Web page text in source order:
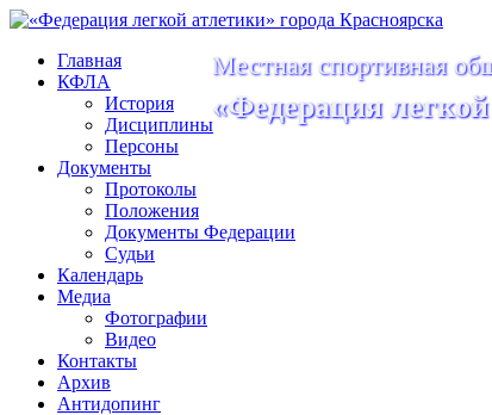
Местная спортивная
«Федерация
Главная
КФЛА
История
Дисциплины
Персоны
Документы
Протоколы
Положения
Документы Федерации
Судьи
Календарь
Медиа
Фотографии
Видео
Контакты
Архив
Антидопинг